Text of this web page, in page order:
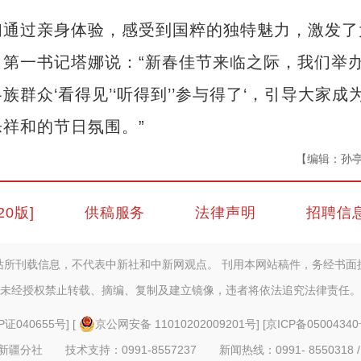
亲身体验，感受到国粹的独特魅力，激发了
一书记塔娜说：“新春佳节来临之际，我们举
众‘看得见’‘听得到’’参与得了‘，引导大家成
和的节日氛围。”
【编辑：孙
版] 供稿服务 法律声明 招聘信
所刊载信息，不代表中新社和中新网观点。 刊用本网站稿件，务经书面
未经授权禁止转载、摘编、复制及建立镜像，违者将依法追究法律责任。
证040655号] [ 京公网安备 11010202009201号] [京ICP备
新疆分社 技术支持：0991-8557237 新闻热线：0991-